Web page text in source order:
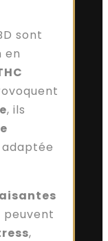
sont
en
, ils
adaptée
peuvent
,